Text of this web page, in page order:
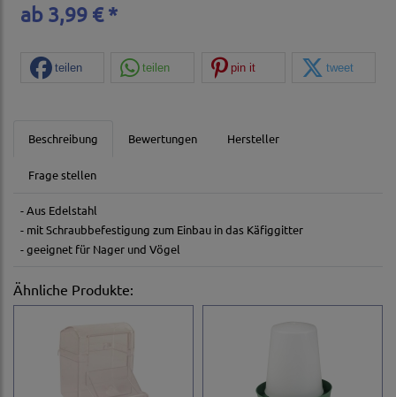
ab 3,99 € *
teilen teilen pin it tweet
Beschreibung Bewertungen Hersteller
Frage stellen
- Aus Edelstahl
- mit Schraubbefestigung zum Einbau in das Käfiggitter
- geeignet für Nager und Vögel
Ähnliche Produkte: